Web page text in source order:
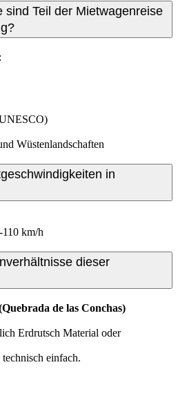
sind Teil der Mietwagenreise
Wüstenlandschaften
in
km/h
dieser
de las Conchas)
Erdrutsch Material oder
einfach.